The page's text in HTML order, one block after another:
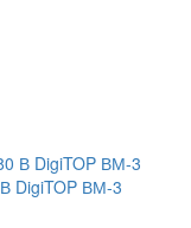
DigiTOP ВМ-3